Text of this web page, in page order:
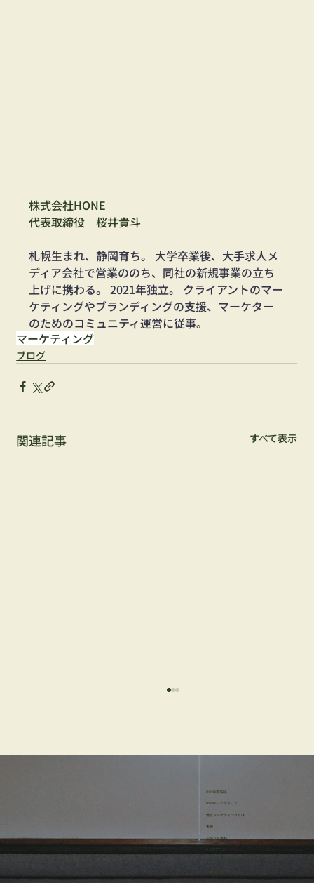
株式会社HONE
代表取締役　桜井貴斗
札幌生まれ、静岡育ち。 大学卒業後、大手求人メ
ディア会社で営業ののち、同社の新規事業の立ち
上げに携わる。 2021年独立。 クライアントのマー
ケティングやブランディングの支援、マーケター
のためのコミュニティ運営に従事。
マーケティング
ブログ
関連記事 すべて表示
【リリース】マーケティングリサーチプ
ラン スタートしました。
HONEを知る
HONEにできること
地方マーケティングとは
実績
お役立ち資料
・リサーチサポートプラン
・事業伴走プラン